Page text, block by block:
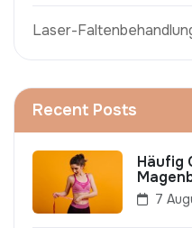
Laser-
Recent Posts
Häufig
7